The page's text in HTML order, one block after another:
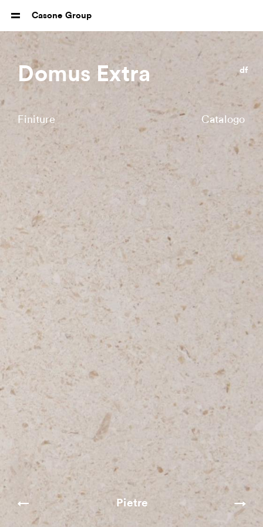
Casone Group
Domus Extra
Finiture Catalogo
df
Pietre